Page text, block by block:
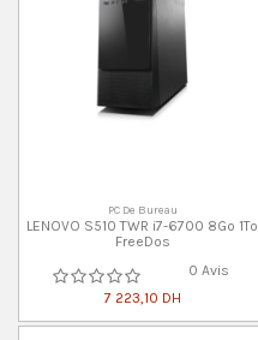
PC De Bureau
LENOVO S510 TWR i7-6700 8Go 1To
FreeDos
0 Avis
7 223,10 DH